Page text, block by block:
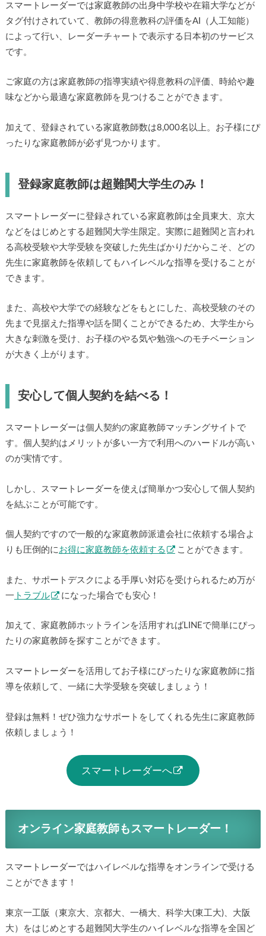
スマートレーダーでは家庭教師の出身中学校や在籍大学などが
タグ付けされていて、教師の得意教科の評価をAI（人工知能）
によって行い、レーダーチャートで表示する日本初のサービス
です。
ご家庭の方は家庭教師の指導実績や得意教科の評価、時給や趣
味などから最適な家庭教師を見つけることができます。
加えて、登録されている家庭教師数は8,000名以上。お子様にぴ
ったりな家庭教師が必ず見つかります。
登録家庭教師は超難関大学生のみ！
スマートレーダーに登録されている家庭教師は全員東大、京大
などをはじめとする超難関大学生限定。実際に超難関と言われ
る高校受験や大学受験を突破した先生ばかりだからこそ、どの
先生に家庭教師を依頼してもハイレベルな指導を受けることが
できます。
また、高校や大学での経験などをもとにした、高校受験のその
先まで見据えた指導や話を聞くことができるため、大学生から
大きな刺激を受け、お子様のやる気や勉強へのモチベーション
が大きく上がります。
安心して個人契約を結べる！
スマートレーダーは個人契約の家庭教師マッチングサイトで
す。個人契約はメリットが多い一方で利用へのハードルが高い
のが実情です。
しかし、スマートレーダーを使えば簡単かつ安心して個人契約
を結ぶことが可能です。
個人契約ですので一般的な家庭教師派遣会社に依頼する場合よ
りも圧倒的にお得に家庭教師を依頼する ことができます。
また、サポートデスクによる手厚い対応を受けられるため万が
一 トラブル になった場合でも安心！
加えて、家庭教師ホットラインを活用すればLINEで簡単にぴっ
たりの家庭教師を探すことができます。
スマートレーダーを活用してお子様にぴったりな家庭教師に指
導を依頼して、一緒に大学受験を突破しましょう！
登録は無料！ぜひ強力なサポートをしてくれる先生に家庭教師
依頼しましょう！
スマートレーダーへ
オンライン家庭教師もスマートレーダー！
スマートレーダーではハイレベルな指導をオンラインで受ける
ことができます！
東京一工阪（東京大、京都大、一橋大、科学大(東工大)、大阪
大）をはじめとする超難関大学生のハイレベルな指導を全国ど